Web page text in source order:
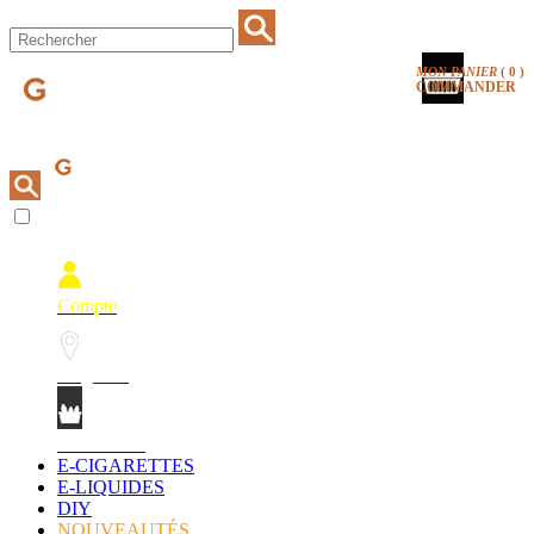
MON PANIER ( 0 )
COMMANDER
Compte
E-CIGARETTES
E-LIQUIDES
DIY
NOUVEAUTÉS